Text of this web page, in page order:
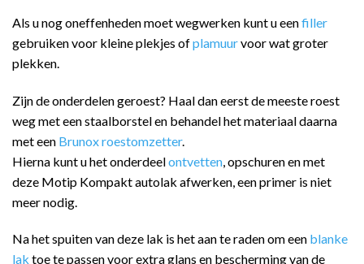
Als u nog oneffenheden moet wegwerken kunt u eenfiller
gebruiken voor kleine plekjes ofplamuurvoor wat groter
plekken.
Zijn de onderdelen geroest? Haal dan eerst de meeste roest
weg met een staalborstel en behandel het materiaal daarna
met een Brunox roestomzetter.
Hierna kunt u het onderdeelontvetten , opschuren en met
deze Motip Kompakt autolak afwerken, een primer is niet
meer nodig.
Na het spuiten van deze lak is het aan te raden om een blanke
lak toe te passen voor extra glans en bescherming van de